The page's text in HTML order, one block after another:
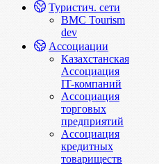
Туристич. сети
BMC Tourism
dev
Ассоциации
Казахстанская
Ассоциация
IT-компаний
Ассоциация
торговых
предприятий
Ассоциация
кредитных
товариществ